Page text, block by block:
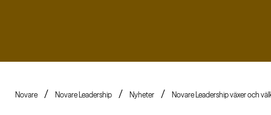
Novare Novare Leadership Nyheter Novare Leadership växer och